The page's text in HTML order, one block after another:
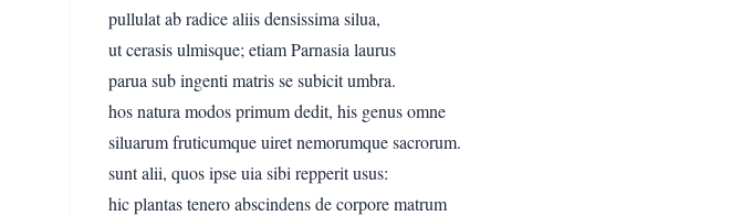
pullulat ab radice aliis densissima silua,
ut cerasis ulmisque; etiam Parnasia laurus
parua sub ingenti matris se subicit umbra.
hos natura modos primum dedit, his genus omne
siluarum fruticumque uiret nemorumque sacrorum.
sunt alii, quos ipse uia sibi repperit usus:
hic plantas tenero abscindens de corpore matrum